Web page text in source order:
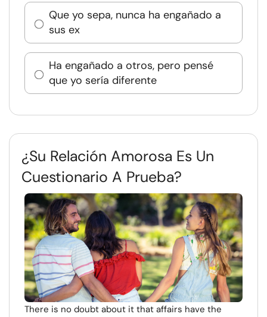
Que yo sepa, nunca ha engañado a
sus ex
Ha engañado a otros, pero pensé
que yo sería diferente
¿Su Relación Amorosa Es Un
Cuestionario A Prueba?
There is no doubt about it that affairs have the